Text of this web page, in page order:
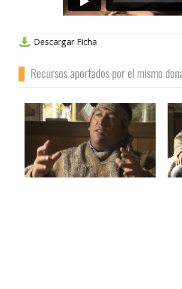
Descargar Ficha
Recursos aportados por el mismo